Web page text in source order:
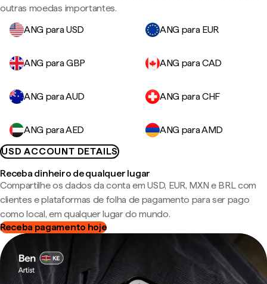
outras moedas importantes.
ANG para USD
ANG para EUR
ANG para GBP ANG para CAD
ANG para AUD ANG para CHF
ANG para AED
ANG para AMD
USD ACCOUNT DETAILS
Receba dinheiro de qualquer lugar
Compartilhe os dados da conta em USD, EUR, MXN e BRL com
clientes e plataformas de folha de pagamento para ser pago
como local, em qualquer lugar do mundo.
Receba pagamento hoje